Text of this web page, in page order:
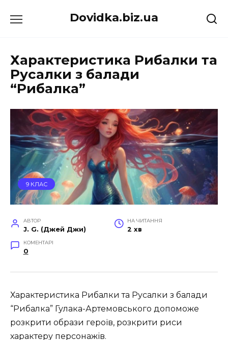
до
Dovidka.biz.ua
Характеристика Рибалки та
Русалки з балади
“Рибалка”
9 КЛАС
АВТОР
J. G. (Джей Джи)
НА ЧИТАННЯ
2 хв
КОМЕНТАРІ
0
Характеристика Рибалки та Русалки з балади
“Рибалка” Гулака-Артемовського допоможе
розкрити образи героїв, розкрити риси
характеру персонажів.